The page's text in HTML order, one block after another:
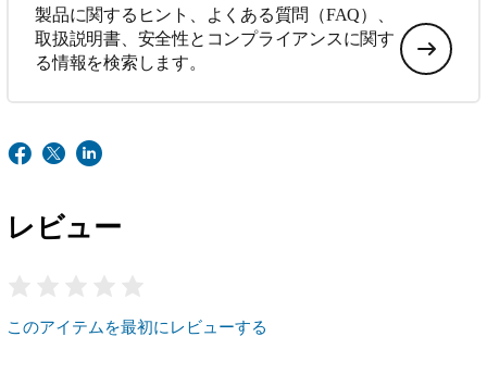
製品に関するヒント、よくある質問（FAQ）、
取扱説明書、安全性とコンプライアンスに関す
る情報を検索します。
レビュー
このアイテムを最初にレビューする